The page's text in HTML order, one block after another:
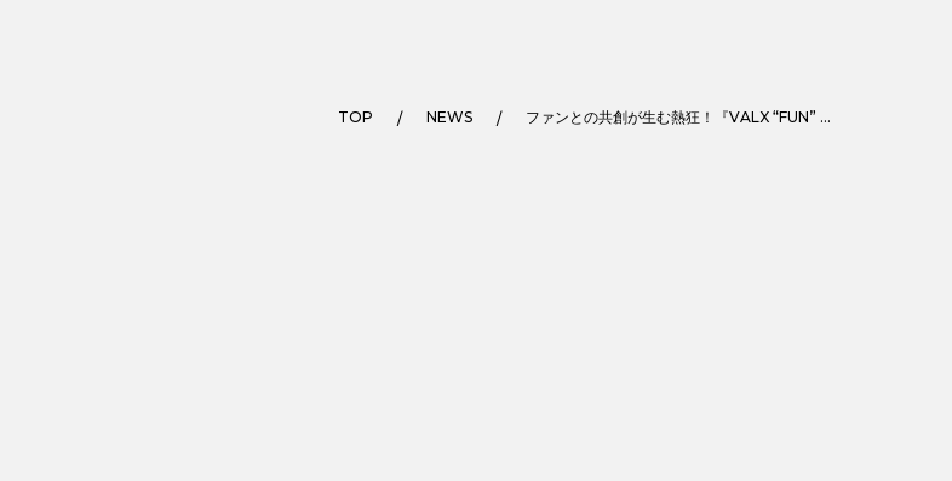
TOP NEWS ファンとの共創が生む熱狂！『VALX “FUN” LIVE! 』総視聴者数100万人を突破